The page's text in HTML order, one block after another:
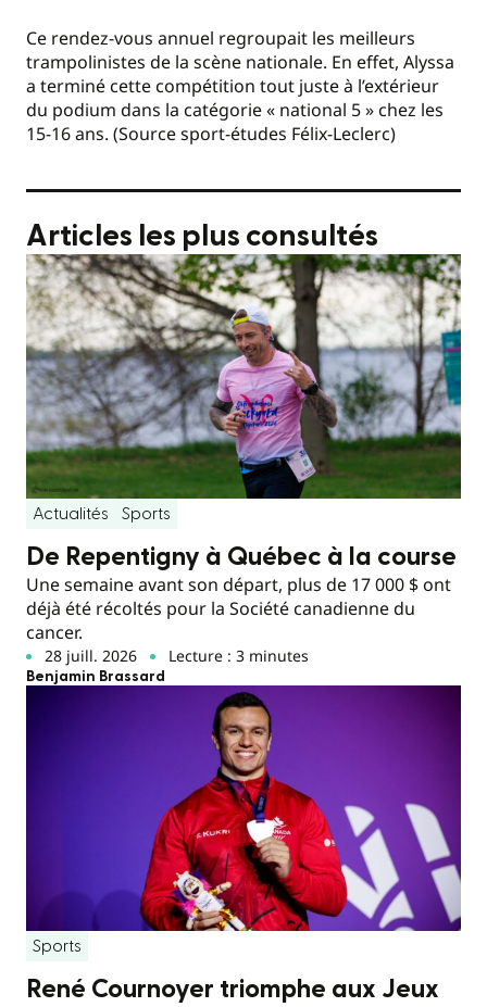
Ce rendez-vous annuel regroupait les meilleurs
trampolinistes de la scène nationale. En effet, Alyssa
a terminé cette compétition tout juste à l’extérieur
du podium dans la catégorie « national 5 » chez les
15-16 ans. (Source sport-études Félix-Leclerc)
Articles les plus consultés
Actualités Sports
De Repentigny à Québec à la course
Une semaine avant son départ, plus de 17 000 $ ont
déjà été récoltés pour la Société canadienne du
cancer.
28 juill. 2026 Lecture : 3 minutes
Benjamin Brassard
Sports
René Cournoyer triomphe aux Jeux